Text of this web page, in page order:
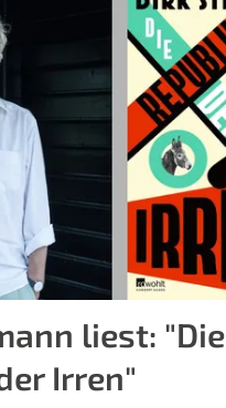
liest: "Die
Irren"